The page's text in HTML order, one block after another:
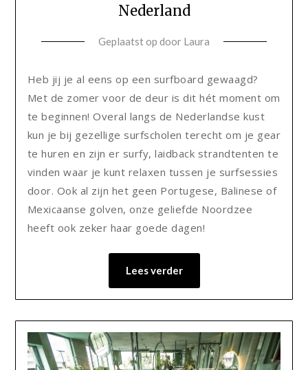
Nederland
Geplaatst op door Laura
Heb jij je al eens op een surfboard gewaagd?
Met de zomer voor de deur is dit hét moment om
te beginnen! Overal langs de Nederlandse kust
kun je bij gezellige surfscholen terecht om je gear
te huren en zijn er surfy, laidback strandtenten te
vinden waar je kunt relaxen tussen je surfsessies
door. Ook al zijn het geen Portugese, Balinese of
Mexicaanse golven, onze geliefde Noordzee
heeft ook zeker haar goede dagen!
Lees verder